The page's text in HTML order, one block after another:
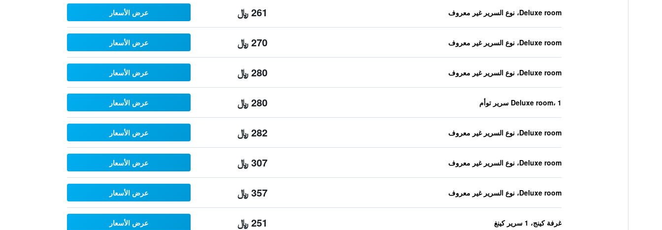
Deluxe room، نوع السرير غير معروف 261 ﷼ عرض الأسعار
Deluxe room، نوع السرير غير معروف 270 ﷼ عرض الأسعار
Deluxe room، نوع السرير غير معروف 280 ﷼ عرض الأسعار
Deluxe room، 1 سرير توأم 280 ﷼ عرض الأسعار
Deluxe room، نوع السرير غير معروف 282 ﷼ عرض الأسعار
Deluxe room، نوع السرير غير معروف 307 ﷼ عرض الأسعار
Deluxe room، نوع السرير غير معروف 357 ﷼ عرض الأسعار
غرفة كينج، 1 سرير كينغ 251 ﷼ عرض الأسعار